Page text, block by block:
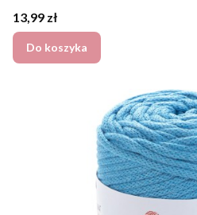
Cena
13,99 zł
Do koszyka